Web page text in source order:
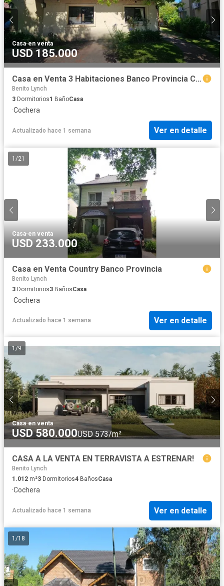
Casa·en venta
USD 185.000
Casa en Venta 3 Habitaciones Banco Provincia Country Club
Benito Lynch
3 Dormitorios1 BañoCasa
·Cochera
Actualizado hace 1 semana Ver en detalle
1 /21
Casa·en venta
USD 233.000
Casa en Venta Country Banco Provincia
Benito Lynch
3 Dormitorios3 BañosCasa
·Cochera
Actualizado hace 1 semana Ver en detalle
1 /9
Casa·en venta
USD 580.000USD 573/m²
CASA A LA VENTA EN TERRAVISTA A ESTRENAR!
Benito Lynch
1.012 m²3 Dormitorios4 BañosCasa
·Cochera
Actualizado hace 1 semana Ver en detalle
1 /18